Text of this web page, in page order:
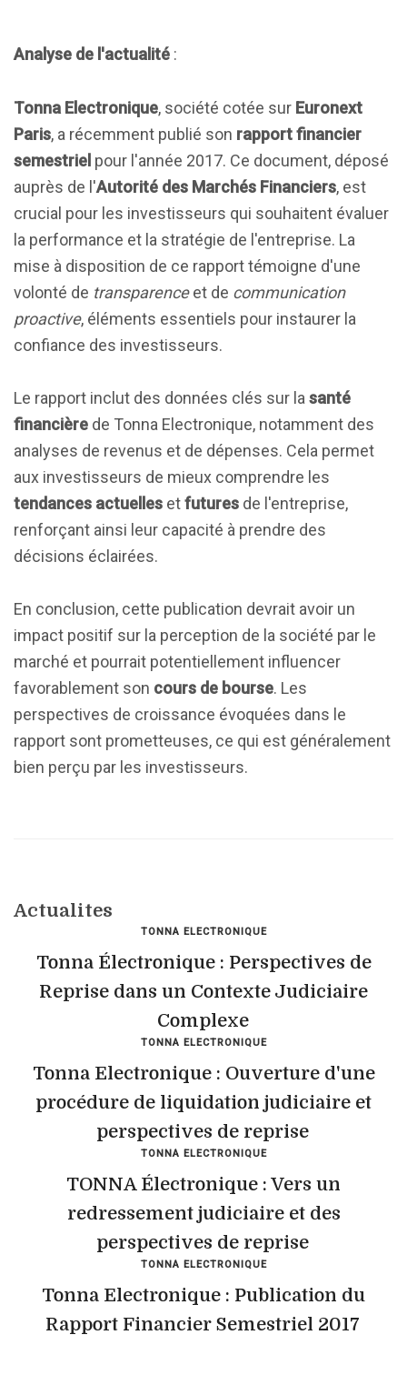
Analyse de l'actualité :
Tonna Electronique, société cotée sur Euronext
Paris, a récemment publié son rapport financier
semestriel pour l'année 2017. Ce document, déposé
auprès de l'Autorité des Marchés Financiers, est
crucial pour les investisseurs qui souhaitent évaluer
la performance et la stratégie de l'entreprise. La
mise à disposition de ce rapport témoigne d'une
volonté de transparenceet de communication
proactive, éléments essentiels pour instaurer la
confiance des investisseurs.
Le rapport inclut des données clés sur la santé
financière de Tonna Electronique, notamment des
analyses de revenus et de dépenses. Cela permet
aux investisseurs de mieux comprendre les
tendances actuelles etfutures de l'entreprise,
renforçant ainsi leur capacité à prendre des
décisions éclairées.
En conclusion, cette publication devrait avoir un
impact positif sur la perception de la société par le
marché et pourrait potentiellement influencer
favorablement son cours de bourse. Les
perspectives de croissance évoquées dans le
rapport sont prometteuses, ce qui est généralement
bien perçu par les investisseurs.
Actualites
TONNA ELECTRONIQUE
Tonna Électronique : Perspectives de
Reprise dans un Contexte Judiciaire
Complexe
TONNA ELECTRONIQUE
Tonna Electronique : Ouverture d'une
procédure de liquidation judiciaire et
perspectives de reprise
TONNA ELECTRONIQUE
TONNA Électronique : Vers un
redressement judiciaire et des
perspectives de reprise
TONNA ELECTRONIQUE
Tonna Electronique : Publication du
Rapport Financier Semestriel 2017